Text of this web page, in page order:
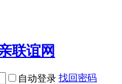
自动登录 找回密码